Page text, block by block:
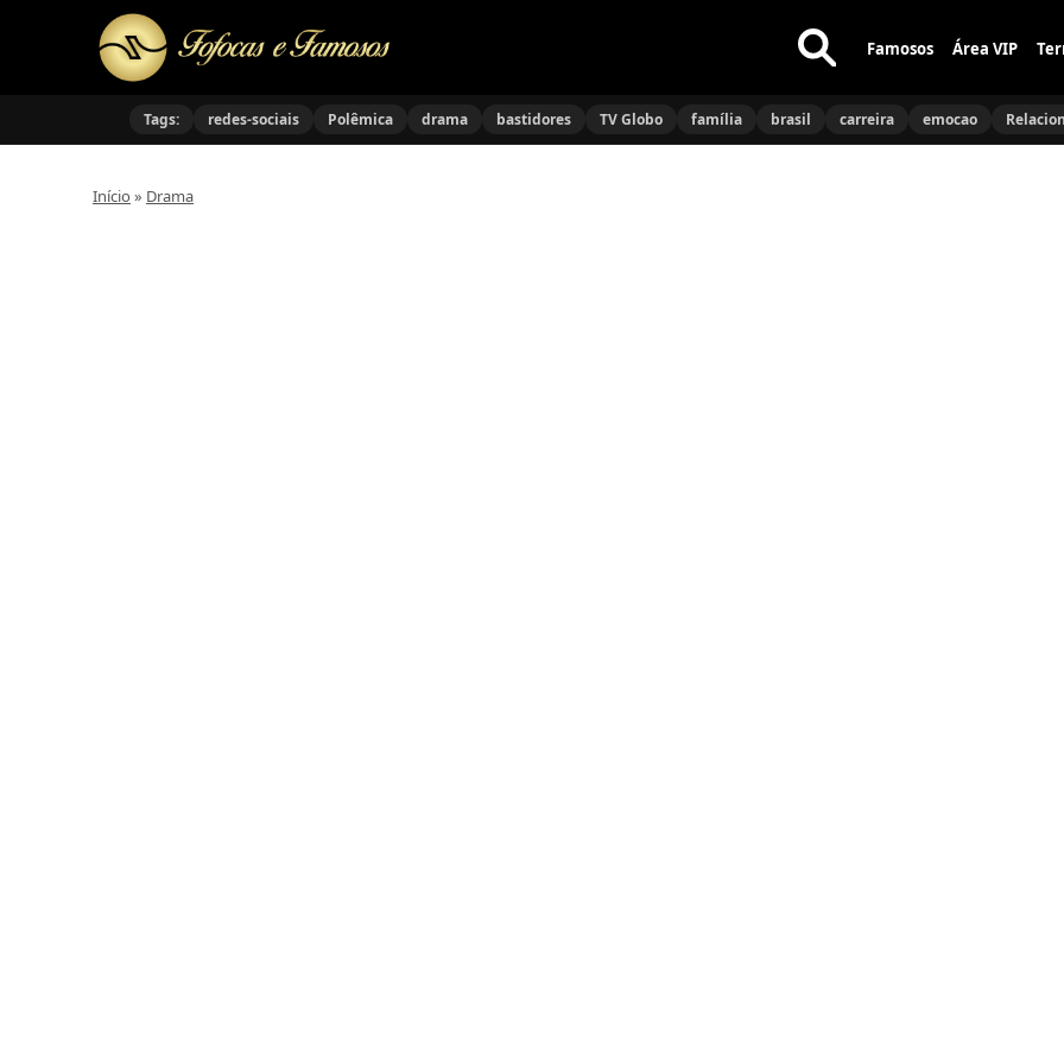
Buscar
no
Famosos Área VIP
Tags: redes-sociais Polêmica drama bastidores TV Globo família brasil carreira emocao
Início » Drama